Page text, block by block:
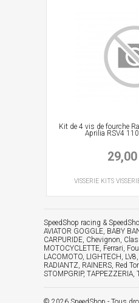
Kit de 4 vis de fourche
Aprilia RSV4
29,00
VISSERIE KITS
SpeedShop racing &
AVIATOR GOGGLE, BABY
CARPURIDE, Chevignon,
MOTOCYCLETTE, Ferrari,
LACOMOTO, LIGHTECH,
RADIANTZ, RAINERS, Red
STOMPGRIP,